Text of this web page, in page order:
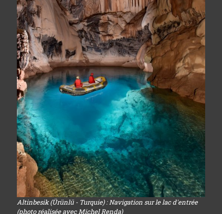
Altinbesik (Ürünlü - Turquie) : Navigation sur le lac d'entrée
(photo réalisée avec Michel Renda)